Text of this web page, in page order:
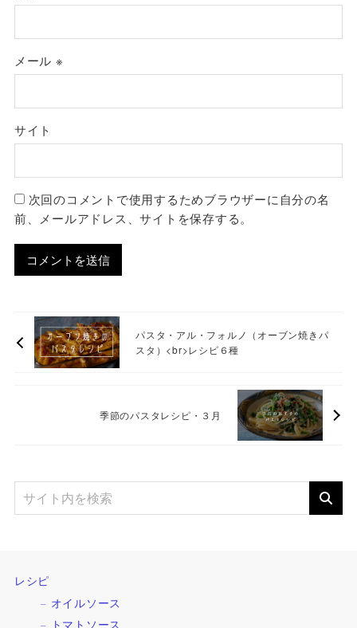
メール ※
サイト
次回のコメントで使用するためブラウザーに自分の名
前、メールアドレス、サイトを保存する。
パスタ・アル・フォルノ（オーブン焼きパ
スタ）<br>レシピ６種
季節のパスタレシピ・３月
レシピ
オイルソース
トマトソース